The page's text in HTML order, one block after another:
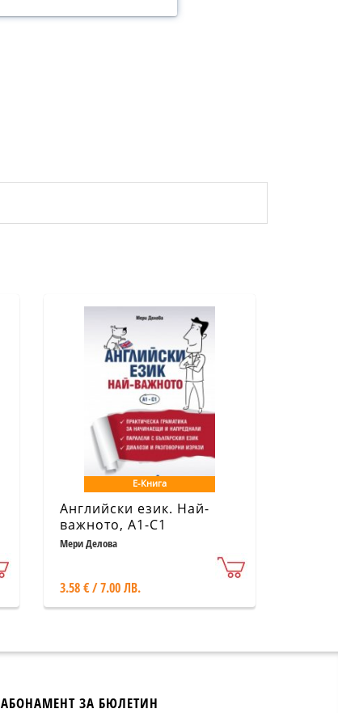
Е-Книга
Английски език. Най-
важното, A1-C1
Мери Делова
3.58 € / 7.00 ЛВ.
АБОНАМЕНТ ЗА БЮЛЕТИН